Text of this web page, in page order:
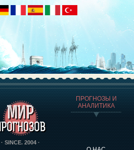
· SINCE. 2004 ·
ПРОГНОЗЫ И
АНАЛИТИКА
О ПРОГРАММЕ
ЧЕЛОВЕКА
ВЫДАЮЩИХСЯ ЛИЧНОСТЕЙ
О ПРОГРАММЕ